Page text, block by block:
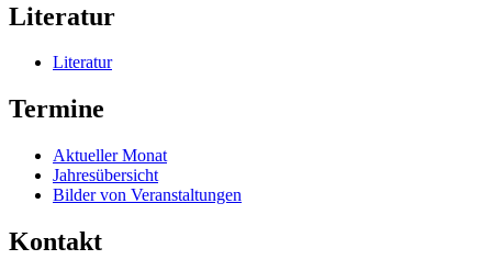
Literatur
Literatur
Termine
Aktueller Monat
Jahresübersicht
Bilder von Veranstaltungen
Kontakt